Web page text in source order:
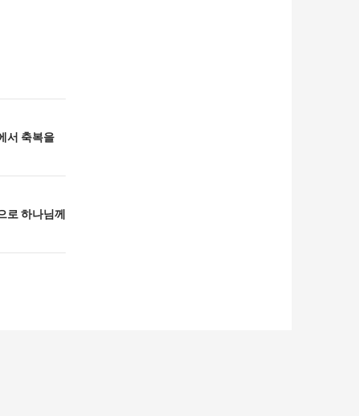
서 축복을
로 하나님께